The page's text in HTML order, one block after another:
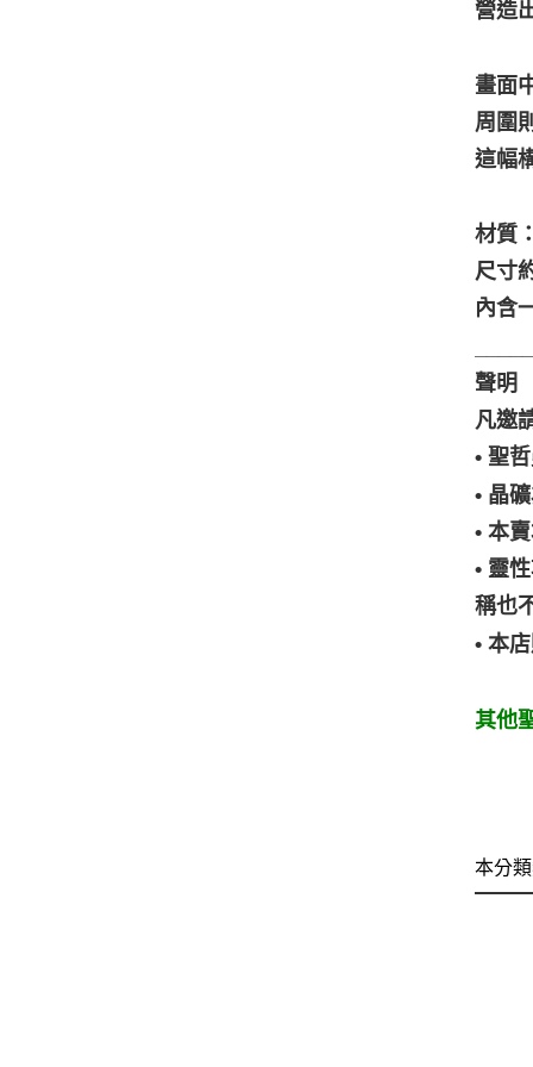
營造
畫面
周圍
這幅
材質
尺寸
內含
聲明
凡邀
• 聖
• 晶
• 本
• 靈
稱也
• 本
其他
本分